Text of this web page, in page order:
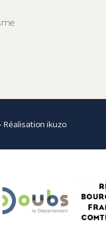
Réalisationikuzo